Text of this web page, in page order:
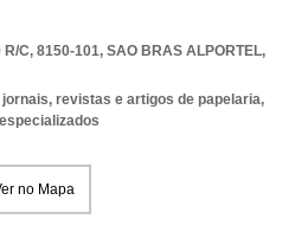
R/C, 8150-101, SAO BRAS ALPORTEL,
revistas e artigos de papelaria,
no Mapa